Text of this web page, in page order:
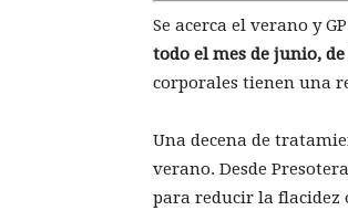
Se acerca el verano y
todo el mes de junio,
corporales tienen una
Una decena de
verano. Desde
para reducir la flacidez